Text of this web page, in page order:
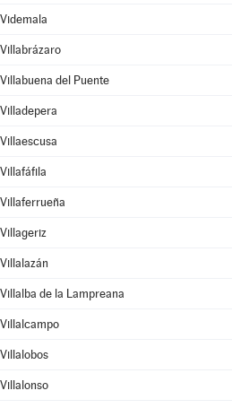
Videmala
Villabrázaro
Villabuena del Puente
Villadepera
Villaescusa
Villafáfila
Villaferrueña
Villageriz
Villalazán
Villalba de la Lampreana
Villalcampo
Villalobos
Villalonso